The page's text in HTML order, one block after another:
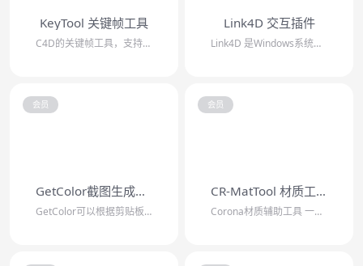
KeyTool 关键帧工具
C4D的关键帧工具，支持多类型帧偏移，可以分离位置和旋转动画，删除无用/全部帧，...
Link4D 交互插件
Link4D 是Windows系统和C4D交互的插件，支持六大主流渲染器。可以批...
会员
GetColor截图生成材质
GetColor可以根据剪贴板数据生成材质，支持复制颜色代码生成材质，支持截图/...
会员
CR-MatTool 材质工具
Corona材质辅助工具 一键连接PBR贴图，批量添加TriPlanar节点，一...